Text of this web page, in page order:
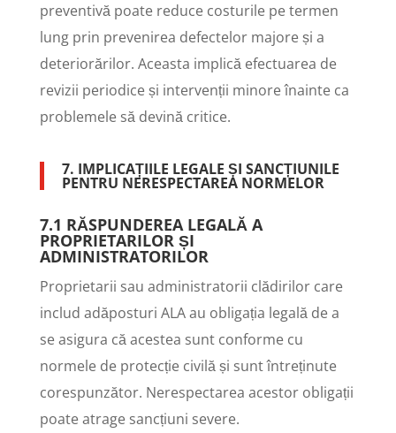
preventivă poate reduce costurile pe termen
lung prin prevenirea defectelor majore și a
deteriorărilor. Aceasta implică efectuarea de
revizii periodice și intervenții minore înainte ca
problemele să devină critice.
7. IMPLICAȚIILE LEGALE ȘI SANCȚIUNILE
PENTRU NERESPECTAREA NORMELOR
7.1 RĂSPUNDEREA LEGALĂ A
PROPRIETARILOR ȘI
ADMINISTRATORILOR
Proprietarii sau administratorii clădirilor care
includ adăposturi ALA au obligația legală de a
se asigura că acestea sunt conforme cu
normele de protecție civilă și sunt întreținute
corespunzător. Nerespectarea acestor obligații
poate atrage sancțiuni severe.